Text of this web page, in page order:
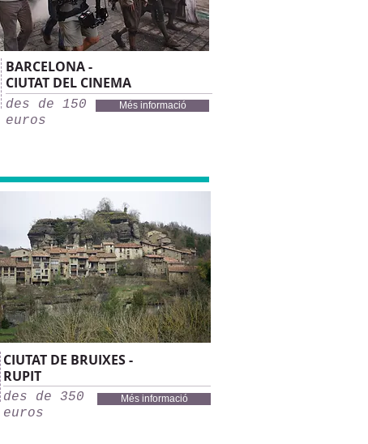
BARCELONA -
CIUTAT DEL CINEMA
Més informació
des de 150
euros
CIUTAT DE BRUIXES -
RUPIT
des de 350
euros
Més informació